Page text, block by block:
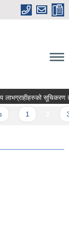
लाभग्राहीहरुको
1 3